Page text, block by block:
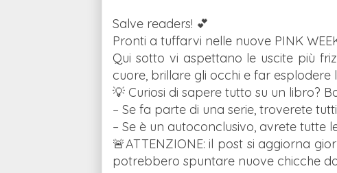
Salve readers! 💕
Pronti a tuffarvi nelle nuove PINK
Qui sotto vi aspettano le uscite più
cuore, brillare gli occhi e far esplodere
💡 Curiosi di sapere tutto su un libro?
– Se fa parte di una serie, troverete
– Se è un autoconclusivo, avrete tutte
🚨ATTENZIONE: il post si aggiorna
potrebbero spuntare nuove chicche